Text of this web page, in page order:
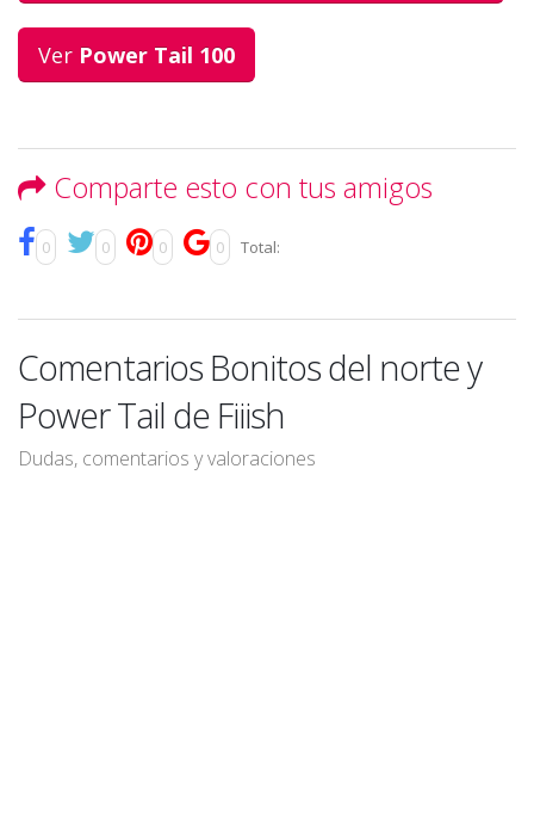
Ver Power Tail 100
Comparte esto con tus amigos
0 0 0 0 Total:
Comentarios Bonitos del norte y
Power Tail de Fiiish
Dudas, comentarios y valoraciones